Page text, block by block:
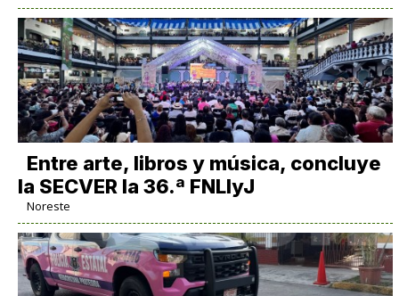
Entre arte, libros y música, concluye
la SECVER la 36.ª FNLIyJ
Noreste